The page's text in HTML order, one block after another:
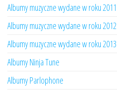
Albumy muzyczne wydane w roku 2011
Albumy muzyczne wydane w roku 2012
Albumy muzyczne wydane w roku 2013
Albumy Ninja Tune
Albumy Parlophone